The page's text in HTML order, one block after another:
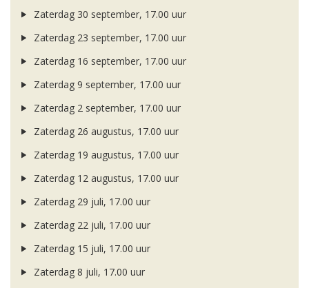
Zaterdag 30 september, 17.00 uur
Zaterdag 23 september, 17.00 uur
Zaterdag 16 september, 17.00 uur
Zaterdag 9 september, 17.00 uur
Zaterdag 2 september, 17.00 uur
Zaterdag 26 augustus, 17.00 uur
Zaterdag 19 augustus, 17.00 uur
Zaterdag 12 augustus, 17.00 uur
Zaterdag 29 juli, 17.00 uur
Zaterdag 22 juli, 17.00 uur
Zaterdag 15 juli, 17.00 uur
Zaterdag 8 juli, 17.00 uur